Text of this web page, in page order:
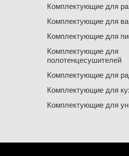
Комплектующие для
Комплектующие для
Комплектующие для
Комплектующие для
полотенцесушителей
Комплектующие для
Комплектующие для
Комплектующие для